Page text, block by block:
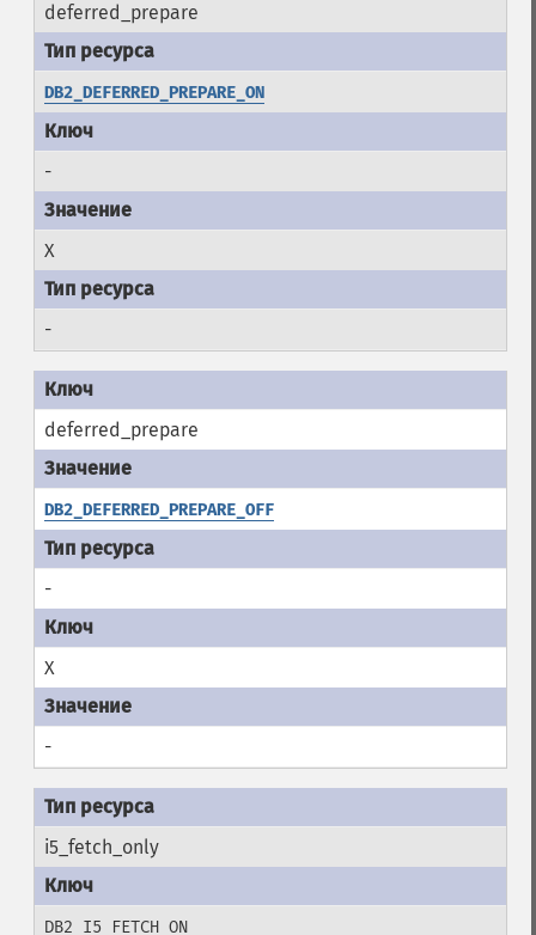
deferred_prepare
DB2_DEFERRED_PREPARE_ON
-
X
-
deferred_prepare
DB2_DEFERRED_PREPARE_OFF
-
X
-
i5_fetch_only
DB2_I5_FETCH_ON